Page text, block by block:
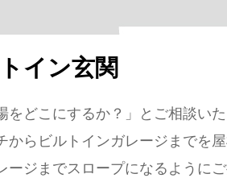
イン玄関
をどこにするか？」とご相談い
からビルトインガレージまでを
ージまでスロープになるように